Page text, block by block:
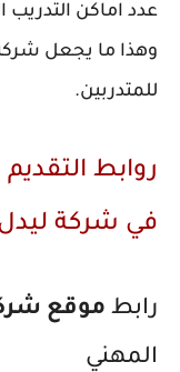
عدد اماكن التدريب
وهذا ما يجعل
للمتدربين.
روابط
في شركة
رابط موقع
المهني